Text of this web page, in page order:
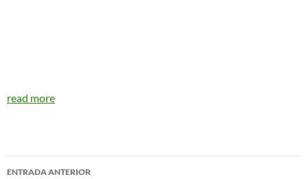
read more
Navegador
ENTRADA ANTERIOR